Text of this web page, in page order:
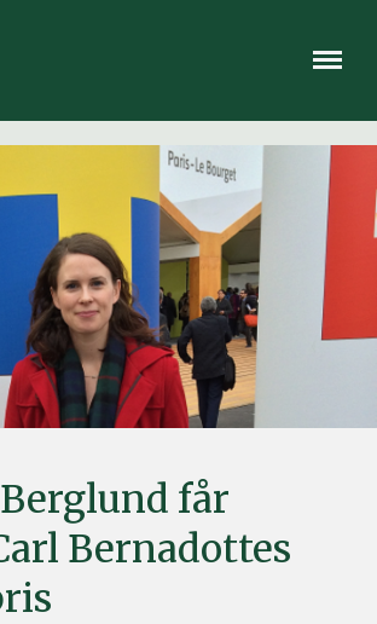
Meny
får
Bernadottes